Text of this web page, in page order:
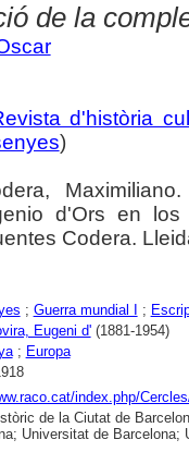
de la
d'història
)
d'Ors en
Codera.
; Guerra mundial I ;
Eugeni d'(1881-1954)
; Europa
index.php/
de la Ciutat de
Universitat de Barcelona;